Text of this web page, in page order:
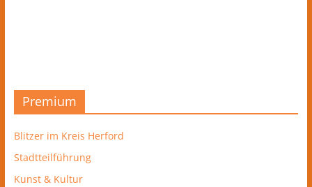
Premium
Blitzer im Kreis Herford
Stadtteilführung
Kunst & Kultur